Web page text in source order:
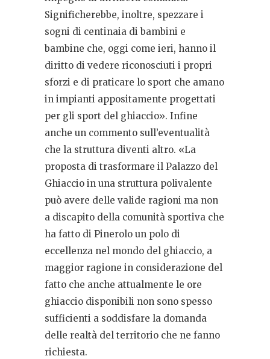
Significherebbe, inoltre, spezzare i
sogni di centinaia di bambini e
bambine che, oggi come ieri, hanno il
diritto di vedere riconosciuti i propri
sforzi e di praticare lo sport che amano
in impianti appositamente progettati
per gli sport del ghiaccio». Infine
anche un commento sull’eventualità
che la struttura diventi altro. «La
proposta di trasformare il Palazzo del
Ghiaccio in una struttura polivalente
può avere delle valide ragioni ma non
a discapito della comunità sportiva che
ha fatto di Pinerolo un polo di
eccellenza nel mondo del ghiaccio, a
maggior ragione in considerazione del
fatto che anche attualmente le ore
ghiaccio disponibili non sono spesso
sufficienti a soddisfare la domanda
delle realtà del territorio che ne fanno
richiesta.